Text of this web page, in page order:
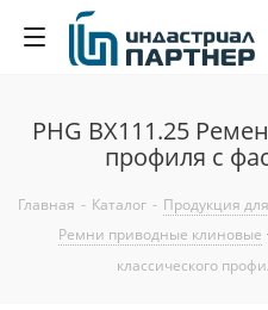
PHG BX111.25
профиля с
Главная - Каталог - Продукция
Ремни приводные клиновые
классического